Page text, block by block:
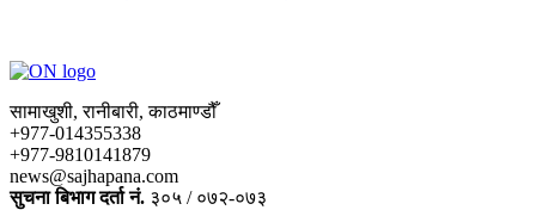
सामाखुशी, रानीबारी, काठमाण्डौँ
+977-014355338
+977-9810141879
news@sajhapana.com
सुचना बिभाग दर्ता नं. ३०५ / ०७२-०७३